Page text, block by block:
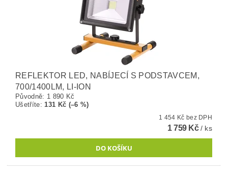
REFLEKTOR LED, NABÍJECÍ S PODSTAVCEM,
700/1400LM, LI-ION
Původně: 1 890 Kč
Ušetříte:131 Kč (–6 %)
1 454 Kč bez DPH
1 759 Kč/ ks